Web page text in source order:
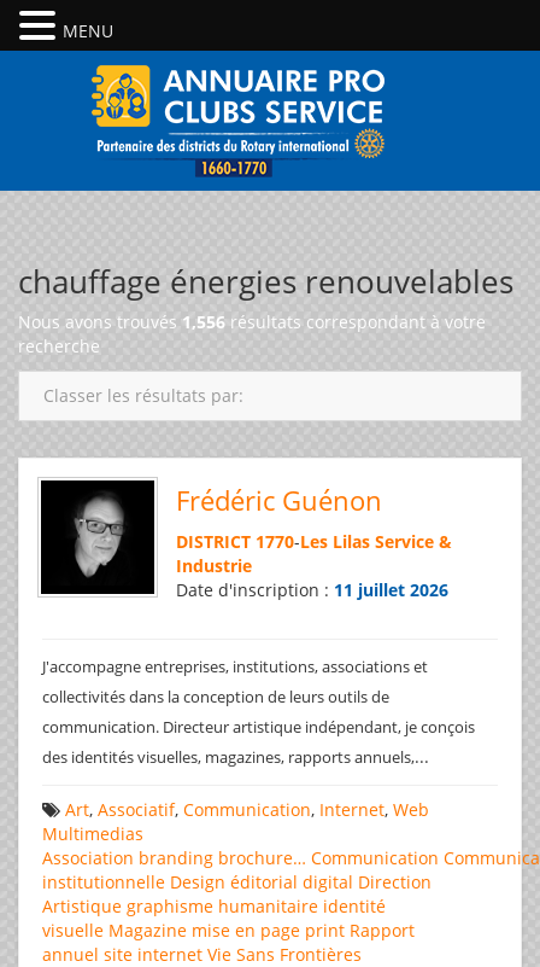
chauffage énergies renouvelables
Nous avons trouvés 1,556 résultats correspondant à votre
recherche
Classer les résultats par:
Frédéric Guénon
DISTRICT 1770-Les Lilas Service &
Industrie
Date d'inscription : 11 juillet 2026
J'accompagne entreprises, institutions, associations et
collectivités dans la conception de leurs outils de
communication. Directeur artistique indépendant, je conçois
des identités visuelles, magazines, rapports annuels,...
Art, Associatif, Communication, Internet, Web
Multimedias
Association branding brochure… Communication
institutionnelle Design éditorial digital Direction
Artistique graphisme humanitaire identité
visuelle Magazine mise en page print Rapport
annuel site internet Vie Sans Frontières
MENU